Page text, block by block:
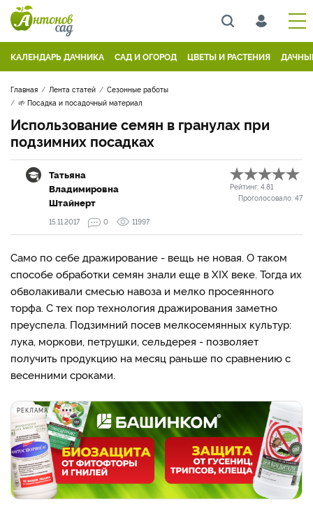
КАЛЕНДАРЬ ДАЧНИКА САД И ОГОРОД ЦВЕТЫ И РАСТЕНИЯ
Главная Лента статей
Сезонные работы
🌱 Посадка и посадочный материал
Использование семян в гранулах при
подзимних посадках
Татьяна
Владимировна
Штайнерт
Рейтинг: 4.81
Проголосовало: 47
15.11.2017 0 11997
Само по себе дражирование - вещь не новая. О таком
способе обработки семян знали еще в XIX веке. Тогда их
обволакивали смесью на­воза и мелко просеянного
торфа. С тех пор техноло­гия дражирования заметно
преуспела. Подзимний посев мелкосемянных культур:
лу­ка, моркови, петрушки, сель­дерея - позволяет
получить продукцию на месяц раньше по сравнению с
весенними сроками.
РЕКЛАМА